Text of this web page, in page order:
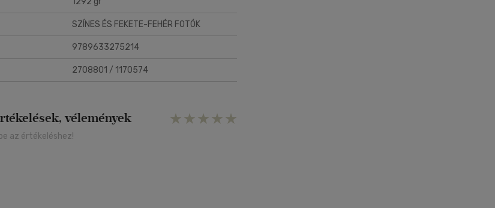
SZÍNES ÉS FEKETE-FEHÉR FOTÓK
9789633275214
2708801 / 1170574
vélemények
az értékeléshez!